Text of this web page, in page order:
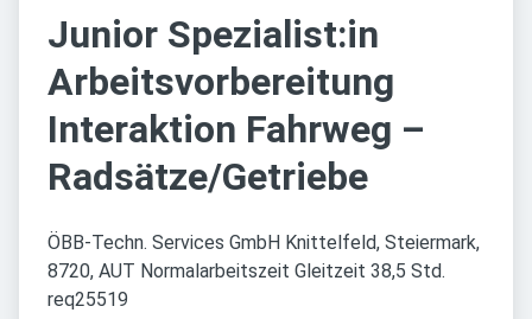
Junior Spezialist:in
Arbeitsvorbereitung
Interaktion Fahrweg –
Radsätze/Getriebe
ÖBB-Techn. Services GmbH Knittelfeld, Steiermark,
8720, AUT Normalarbeitszeit Gleitzeit 38,5 Std.
req25519